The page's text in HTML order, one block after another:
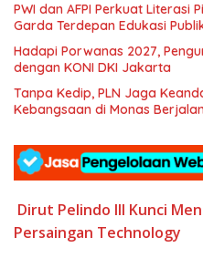
PWI dan AFPI Perkuat Literasi
Garda Terdepan Edukasi
Hadapi Porwanas 2027,
dengan KONI DKI Jakarta
Tanpa Kedip, PLN Jaga
Kebangsaan di Monas
Dirut Pelindo III Kunci
Persaingan Technology